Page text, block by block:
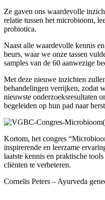
Ze gaven ons waardevolle
relatie tussen het microbioom,
probiotica.
Naast alle waardevolle kennis
beurs, waar we onze tassen
samples van de 60 aanwezige
Met deze nieuwe inzichten
behandelingen verrijken, zodat
nieuwste onderzoeksresultaten
begeleiden op hun pad naar
Kortom, het congres
inspirerende en leerzame
laatste kennis en praktische
cliënten te verbeteren.
Cornelis Peters – Ayurveda